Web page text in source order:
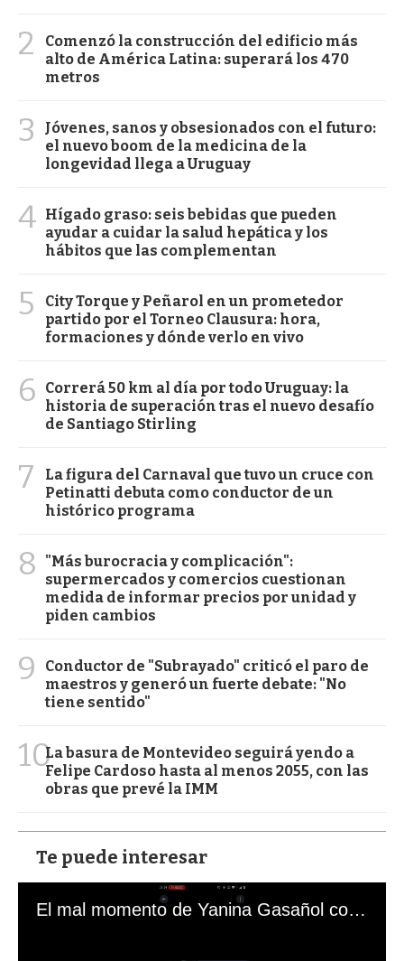
2
Comenzó la construcción del edificio más
alto de América Latina: superará los 470
metros
3
Jóvenes, sanos y obsesionados con el futuro:
el nuevo boom de la medicina de la
longevidad llega a Uruguay
4 Hígado graso: seis bebidas que pueden
ayudar a cuidar la salud hepática y los
hábitos que las complementan
5
City Torque y Peñarol en un prometedor
partido por el Torneo Clausura: hora,
formaciones y dónde verlo en vivo
6
Correrá 50 km al día por todo Uruguay: la
historia de superación tras el nuevo desafío
de Santiago Stirling
7
La figura del Carnaval que tuvo un cruce con
Petinatti debuta como conductor de un
histórico programa
8
"Más burocracia y complicación":
supermercados y comercios cuestionan
medida de informar precios por unidad y
piden cambios
9
Conductor de "Subrayado" criticó el paro de
maestros y generó un fuerte debate: "No
tiene sentido"
10La basura de Montevideo seguirá yendo a
Felipe Cardoso hasta al menos 2055, con las
obras que prevé la IMM
Te puede interesar
El mal momento de Yanina Gasañol con un hincha argentino en "Subrayado"